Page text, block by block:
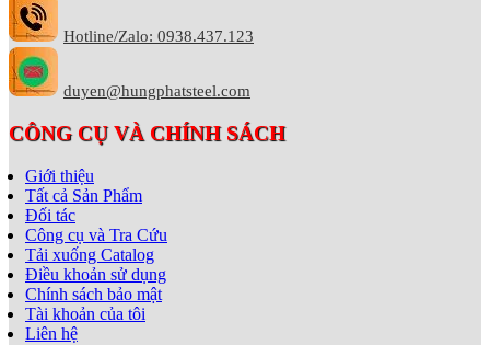
Hotline/Zalo: 0938.437.123
duyen@hungphatsteel.com
CÔNG CỤ VÀ CHÍNH SÁCH
Giới thiệu
Tất cả Sản Phẩm
Đối tác
Công cụ và Tra Cứu
Tải xuống Catalog
Điều khoản sử dụng
Chính sách bảo mật
Tài khoản của tôi
Liên hệ